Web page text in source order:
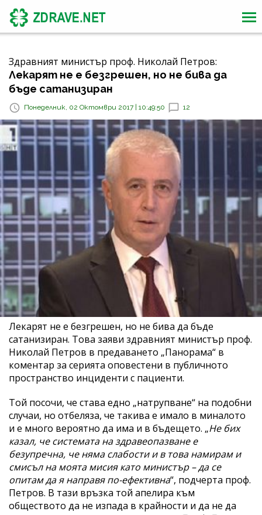
Здравният министър проф. Николай Петров:
Лекарят не е безгрешен, но не бива да
бъде сатанизиран
Понеделник, 02 Октомври 2017 | 10:49:50 12
Лекарят не е безгрешен, но не бива да бъде
сатанизиран. Това заяви здравният министър проф.
Николай Петров в предаването „Панорама“ в
коментар за серията оповестени в публичното
пространство инциденти с пациенти.
Той посочи, че става едно „натрупване“ на подобни
случаи, но отбеляза, че такива е имало в миналото
и е много вероятно да има и в бъдещето. „Не бих
казал, че системата на здравеопазване е
безупречна, че няма слабости и в това намирам и
смисъл на моята мисия като министър – да се
опитам да я направя по-ефективна“, подчерта проф.
Петров. В тази връзка той апелира към
обществото да не изпада в крайности и да не да